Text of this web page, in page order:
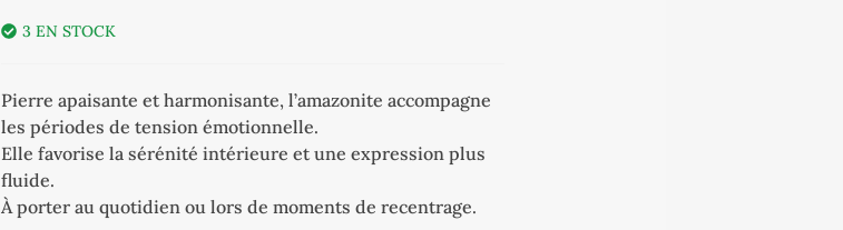
3 EN STOCK
Pierre apaisante et harmonisante, l’amazonite accompagne
les périodes de tension émotionnelle.
Elle favorise la sérénité intérieure et une expression plus
fluide.
À porter au quotidien ou lors de moments de recentrage.